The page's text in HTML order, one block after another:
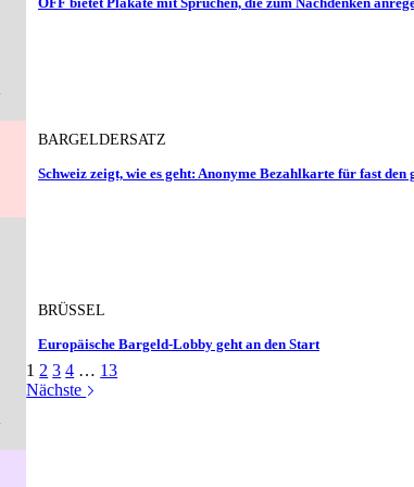
BARGELDERSATZ
Schweiz zeigt, wie es geht: Anonyme Bezahlkarte für fast
BRÜSSEL
Europäische Bargeld-Lobby geht an den Start
1 2 3 4 … 13
Nächste